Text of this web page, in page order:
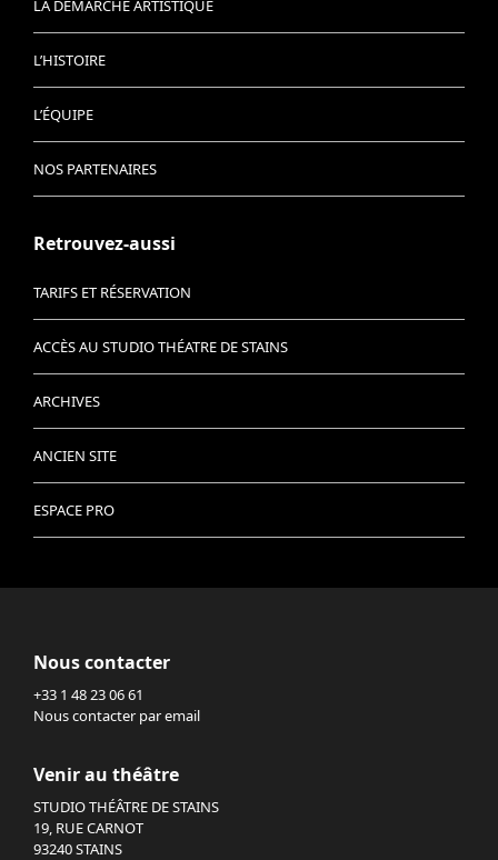
LA DÉMARCHE ARTISTIQUE
L’HISTOIRE
L’ÉQUIPE
NOS PARTENAIRES
Retrouvez-aussi
TARIFS ET RÉSERVATION
ACCÈS AU STUDIO THÉATRE DE STAINS
ARCHIVES
ANCIEN SITE
ESPACE PRO
Nous contacter
+33 1 48 23 06 61
Nous contacter par email
Venir au théâtre
STUDIO THÉÂTRE DE STAINS
19, RUE CARNOT
93240 STAINS